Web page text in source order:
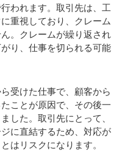
われます。取引先は、工
重視しており、クレーム
。クレームが繰り返され
り、仕事を切られる可能
受けた仕事で、顧客から
ことが原因で、 その後一
した 。取引先にとって、
に直結するため、対応が
はリスクになります​。